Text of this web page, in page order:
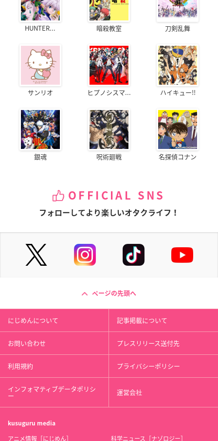
HUNTER... 暗殺教室 刀剣乱舞
サンリオ ヒプノシスマ... ハイキュー!!
銀魂 呪術廻戦 名探偵コナン
OFFICIAL SNS
フォローしてより楽しいオタクライフ！
ページの先頭へ
にじめんについて 記事掲載について
お問い合わせ プレスリリース送付先
利用規約 プライバシーポリシー
インフォマティブデータポリシ
ー 運営会社
kusuguru media
アニメ情報［にじめん］ 科学ニュース［ナゾロジー］